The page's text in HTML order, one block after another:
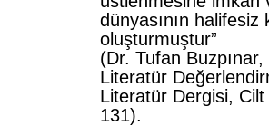
dünyasının
oluşturmuştur”
(Dr. Tufan
Literatür
Literatür Dergisi,
131).